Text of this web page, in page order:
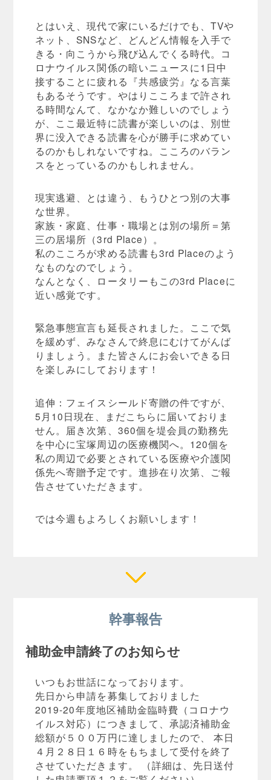
とはいえ、現代で家にいるだけでも、TVや
ネット、SNSなど、どんどん情報を入手で
きる・向こうから飛び込んでくる時代。コ
ロナウイルス関係の暗いニュースに1日中
接することに疲れる『共感疲労』なる言葉
もあるそうです。やはりこころまで許され
る時間なんて、なかなか難しいのでしょう
が、ここ最近特に読書が楽しいのは、別世
界に没入できる読書を心が勝手に求めてい
るのかもしれないですね。こころのバラン
スをとっているのかもしれません。
現実逃避、とは違う、もうひとつ別の大事
な世界。
家族・家庭、仕事・職場とは別の場所＝第
三の居場所（3rd Place）。
私のこころが求める読書も3rd Placeのよう
なものなのでしょう。
なんとなく、ロータリーもこの3rd Placeに
近い感覚です。
緊急事態宣言も延長されました。ここで気
を緩めず、みなさんで終息にむけてがんば
りましょう。また皆さんにお会いできる日
を楽しみにしております！
追伸：フェイスシールド寄贈の件ですが、
5月10日現在、まだこちらに届いておりま
せん。届き次第、360個を堤会員の勤務先
を中心に宝塚周辺の医療機関へ。120個を
私の周辺で必要とされている医療や介護関
係先へ寄贈予定です。進捗在り次第、ご報
告させていただきます。
では今週もよろしくお願いします！
幹事報告
補助金申請終了のお知らせ
いつもお世話になっております。
先日から申請を募集しておりました
2019-20年度地区補助金臨時費（コロナウ
イルス対応）につきまして、承認済補助金
総額が５００万円に達しましたので、 本日
４月２８日１６時をもちまして受付を終了
させていただきます。 （詳細は、先日送付